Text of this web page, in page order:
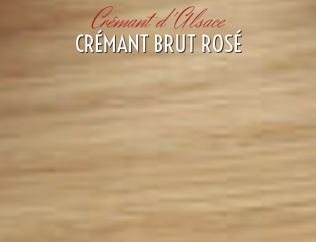
Crémant d'Alsace
CRÉMANT BRUT ROSÉ